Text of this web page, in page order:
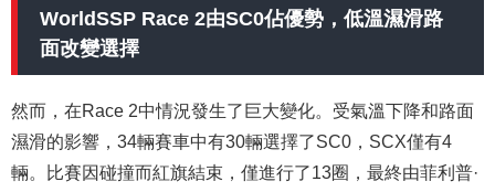
WorldSSP Race 2由SC0佔優勢，低溫濕滑路
面改變選擇
然而，在Race 2中情況發生了巨大變化。受氣溫下降和路面
濕滑的影響，34輛賽車中有30輛選擇了SC0，SCX僅有4
輛。比賽因碰撞而紅旗結束，僅進行了13圈，最終由菲利普·